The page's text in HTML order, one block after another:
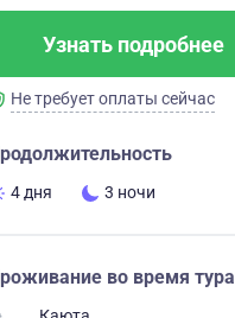
Узнать подробнее
Не требует оплаты сейчас
4 дня 3 ночи
во время тура